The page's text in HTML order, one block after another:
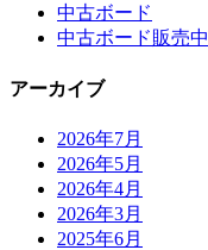
中古ボード
中古ボード販売中
アーカイブ
2026年7月
2026年5月
2026年4月
2026年3月
2025年6月